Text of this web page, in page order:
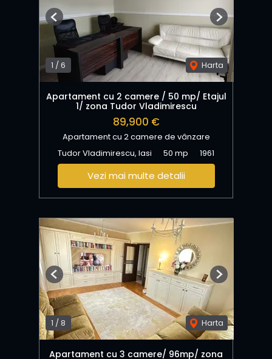
1 / 6 Harta
Previous Next
Apartament cu 2 camere / 50 mp/ Etajul
1/ zona Tudor Vladimirescu
89,900 €
Apartament cu 2 camere de vânzare
Tudor Vladimirescu, Iasi
50 mp 1961
Vezi mai multe detalii
1 /8 Harta
Previous Next
Apartament cu 3 camere/ 96mp/ zona